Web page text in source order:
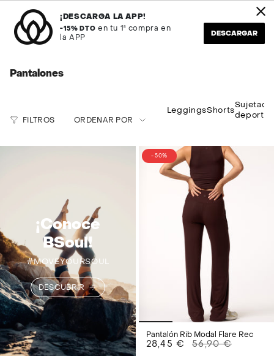
contenido
en REMATE FINAL
Búsqueda Cuenta
Pantalones
FILTROS
LeggingsShorts
por
ORDENAR POR
¡Conoce
BSoul!
#MOVEYOURSOUL
DESCUBRIR
- 50%
Pantalón Rib Modal Flare Rec
28,45 € 56,90 €
¡DESCARGA LA APP!
-15% DTO en tu 1ª compra en
la APP
DESCARGAR